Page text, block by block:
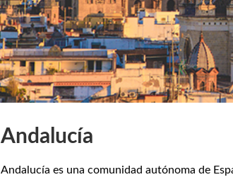
Andalucía
Andalucía es una comunidad autónoma de